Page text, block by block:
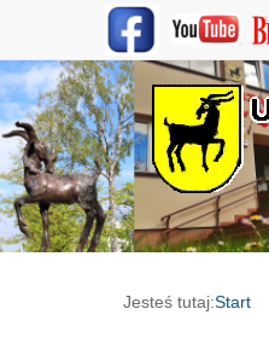
Jesteś tutaj:Start